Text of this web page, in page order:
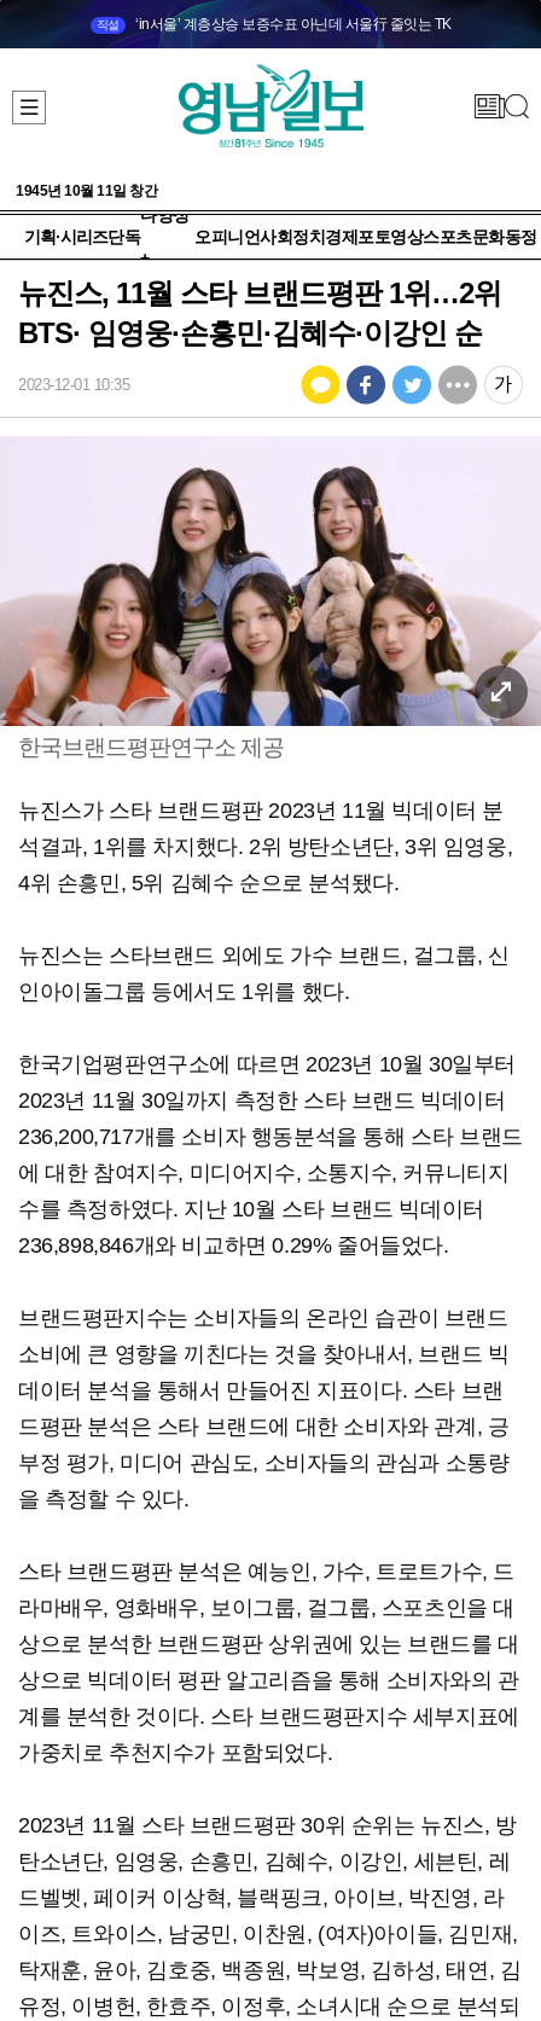
직설 ‘in서울’ 계층상승 보증수표 아닌데 서울行 줄잇는 TK
1945년 10월 11일 창간
기획·시리즈단독
다양성
+
오피니언사회정치 경제 포토영상스포츠문화동정
뉴진스, 11월 스타 브랜드평판 1위…2위
BTS· 임영웅·손흥민·김혜수·이강인 순
2023-12-01 10:35
한국브랜드평판연구소 제공
뉴진스가 스타 브랜드평판 2023년 11월 빅데이터 분
석결과, 1위를 차지했다. 2위 방탄소년단, 3위 임영웅,
4위 손흥민, 5위 김혜수 순으로 분석됐다.
뉴진스는 스타브랜드 외에도 가수 브랜드, 걸그룹, 신
인아이돌그룹 등에서도 1위를 했다.
한국기업평판연구소에 따르면 2023년 10월 30일부터
2023년 11월 30일까지 측정한 스타 브랜드 빅데이터
236,200,717개를 소비자 행동분석을 통해 스타 브랜드
에 대한 참여지수, 미디어지수, 소통지수, 커뮤니티지
수를 측정하였다. 지난 10월 스타 브랜드 빅데이터
236,898,846개와 비교하면 0.29% 줄어들었다.
​브랜드평판지수는 소비자들의 온라인 습관이 브랜드
소비에 큰 영향을 끼친다는 것을 찾아내서, 브랜드 빅
데이터 분석을 통해서 만들어진 지표이다. 스타 브랜
드평판 분석은 스타 브랜드에 대한 소비자와 관계, 긍
부정 평가, 미디어 관심도, 소비자들의 관심과 소통량
을 측정할 수 있다.
​스타 브랜드평판 분석은 예능인, 가수, 트로트가수, 드
라마배우, 영화배우, 보이그룹, 걸그룹, 스포츠인을 대
상으로 분석한 브랜드평판 상위권에 있는 브랜드를 대
상으로 빅데이터 평판 알고리즘을 통해 소비자와의 관
계를 분석한 것이다. 스타 브랜드평판지수 세부지표에
가중치로 추천지수가 포함되었다.
2023년 11월 스타 브랜드평판 30위 순위는 뉴진스, 방
탄소년단, 임영웅, 손흥민, 김혜수, 이강인, 세븐틴, 레
드벨벳, 페이커 이상혁, 블랙핑크, 아이브, 박진영, 라
이즈, 트와이스, 남궁민, 이찬원, (여자)아이들, 김민재,
탁재훈, 윤아, 김호중, 백종원, 박보영, 김하성, 태연, 김
유정, 이병헌, 한효주, 이정후, 소녀시대 순으로 분석되